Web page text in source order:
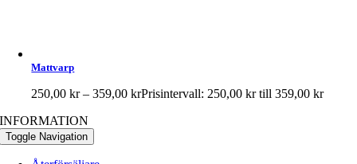
Mattvarp
250,00kr – 359,00krPrisintervall: 250,00 kr till 359,00 kr
INFORMATION
Toggle Navigation